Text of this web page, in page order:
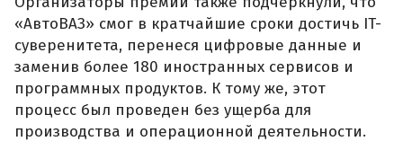
«АвтоВАЗ» смог в кратчайшие сроки достичь IT-
суверенитета, перенеся цифровые данные и
заменив более 180 иностранных сервисов и
программных продуктов. К тому же, этот
процесс был проведен без ущерба для
производства и операционной деятельности.